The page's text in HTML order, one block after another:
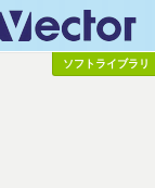
ソフトライブラリ